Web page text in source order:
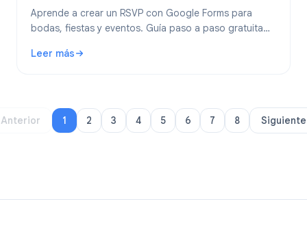
Aprende a crear un RSVP con Google Forms para
bodas, fiestas y eventos. Guía paso a paso gratuita
fechas límite.
Leer más
: Google Forms RSVP: Crea un formulario de RSVP
Anterior 1 2 3 4 5 6 7 8 Siguiente